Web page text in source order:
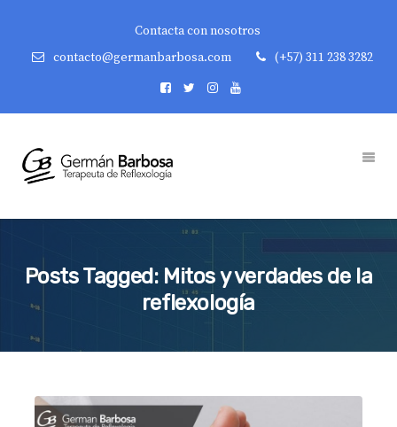
Contacta con nosotros
contacto@germanbarbosa.com
(+57) 311 238 3282
Posts Tagged: Mitos y verdades de la
reflexología